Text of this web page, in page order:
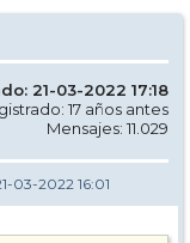
21-03-2022 17:18
17 años antes
Mensajes: 11.029
03-2022 16:01